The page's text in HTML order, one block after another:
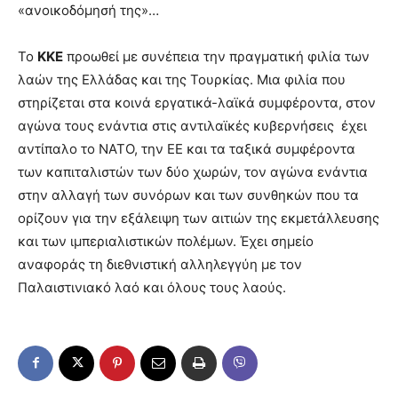
«ανοικοδόμησή της»…
Το ΚΚΕ προωθεί με συνέπεια την πραγματική φιλία των
λαών της Ελλάδας και της Τουρκίας. Μια φιλία που
στηρίζεται στα κοινά εργατικά-λαϊκά συμφέροντα, στον
αγώνα τους ενάντια στις αντιλαϊκές κυβερνήσεις έχει
αντίπαλο το ΝΑΤΟ, την ΕΕ και τα ταξικά συμφέροντα
των καπιταλιστών των δύο χωρών, τον αγώνα ενάντια
στην αλλαγή των συνόρων και των συνθηκών που τα
ορίζουν για την εξάλειψη των αιτιών της εκμετάλλευσης
και των ιμπεριαλιστικών πολέμων. Έχει σημείο
αναφοράς τη διεθνιστική αλληλεγγύη με τον
Παλαιστινιακό λαό και όλους τους λαούς.